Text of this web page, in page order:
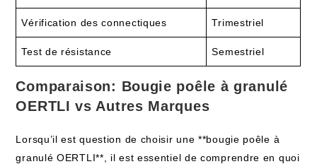
Vérification des connectiques Trimestriel
Test de résistance Semestriel
Comparaison: Bougie poêle à granulé
OERTLI vs Autres Marques
Lorsqu’il est question de choisir une **bougie poêle à
granulé OERTLI**, il est essentiel de comprendre en quoi